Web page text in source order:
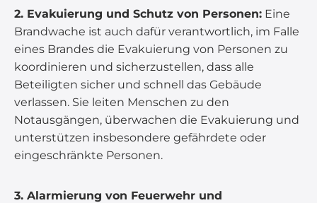
2. Evakuierung und Schutz von Personen: Eine
Brandwache ist auch dafür verantwortlich, im Falle
eines Brandes die Evakuierung von Personen zu
koordinieren und sicherzustellen, dass alle
Beteiligten sicher und schnell das Gebäude
verlassen. Sie leiten Menschen zu den
Notausgängen, überwachen die Evakuierung und
unterstützen insbesondere gefährdete oder
eingeschränkte Personen.
3. Alarmierung von Feuerwehr und